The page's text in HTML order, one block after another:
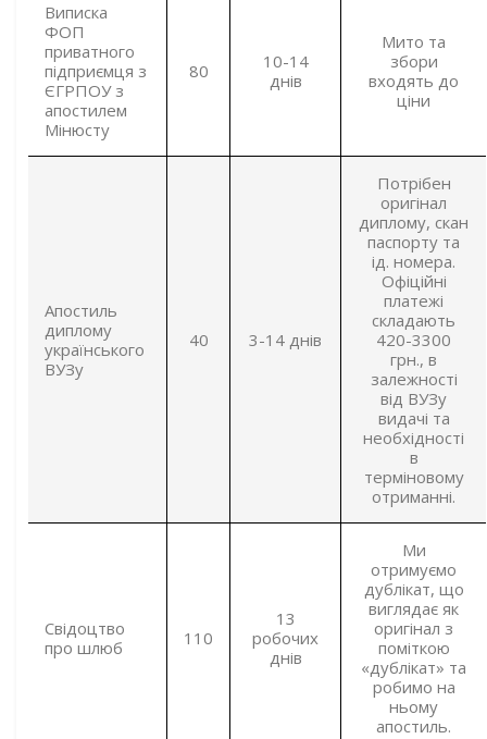
Виписка
ФОП
приватного
підприємця з
ЄГРПОУ з
апостилем
Мінюсту
80
10-14
днів
Мито та
збори
входять до
ціни
Апостиль
диплому
українського
ВУЗу
40 3-14 днів
Потрібен
оригінал
диплому, скан
паспорту та
ід. номера.
Офіційні
платежі
складають
420-3300
грн., в
залежності
від ВУЗу
видачі та
необхідності
в
терміновому
отриманні.
Свідоцтво
про шлюб
110
13
робочих
днів
Ми
отримуємо
дублікат, що
виглядає як
оригінал з
поміткою
«дублікат» та
робимо на
ньому
апостиль.